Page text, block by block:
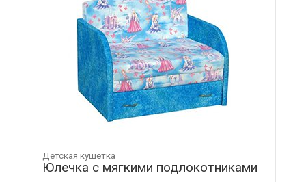
Детская кушетка
Юлечка с мягкими подлокотниками